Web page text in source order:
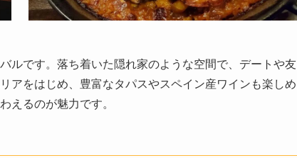
ルです。落ち着いた隠れ家のような空間で、デートや友
アをはじめ、豊富なタパスやスペイン産ワインも楽しめ
えるのが魅力です。